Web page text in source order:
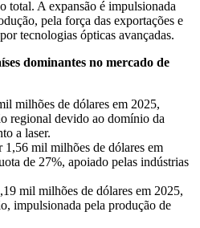
total. A expansão é impulsionada
pela força das exportações e
tecnologias ópticas avançadas.
dominantes no mercado de
milhões de dólares em 2025,
regional devido ao domínio da
a laser.
1,56 mil milhões de dólares em
de 27%, apoiado pelas indústrias
mil milhões de dólares em 2025,
impulsionada pela produção de